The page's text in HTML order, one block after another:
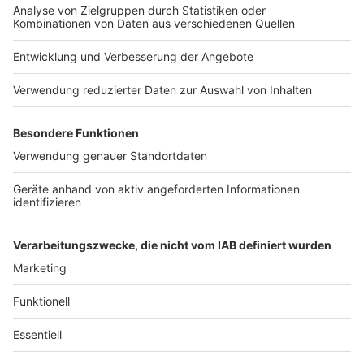
Impressum
Das Band-ABC
Jobs
Archiv
Teilnahme­bedingungen
Geschäfts­bedingungen
ANTENNE BAYERN GROUP
Grounding Page ROCK
ANTENNE
Kontakt
Studio-Hotline
Datenschutz­erklärung